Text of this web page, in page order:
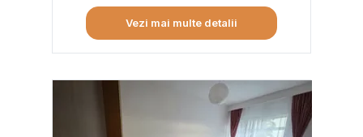
Vezi mai multe detalii